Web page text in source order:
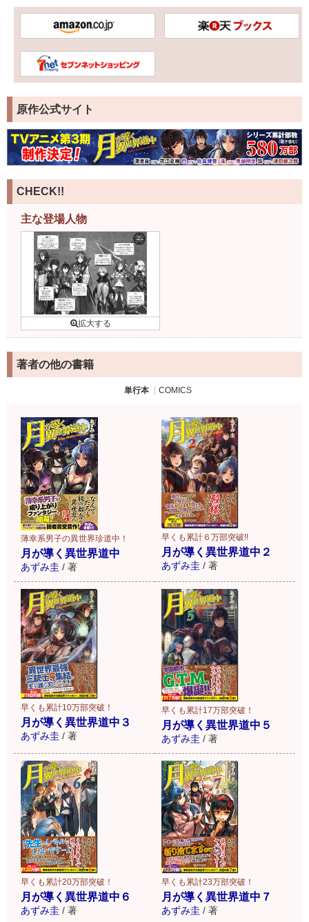
原作公式サイト
CHECK!!
主な登場人物
著者の他の書籍
単行本 COMICS
薄幸系男子の異世界珍道中！
月が導く異世界道中
あずみ圭 / 著
早くも累計６万部突破!!
月が導く異世界道中２
あずみ圭 / 著
早くも累計10万部突破！
月が導く異世界道中３
あずみ圭 / 著
早くも累計17万部突破！
月が導く異世界道中５
あずみ圭 / 著
早くも累計20万部突破！
月が導く異世界道中６
あずみ圭 / 著
早くも累計23万部突破！
月が導く異世界道中７
あずみ圭 / 著